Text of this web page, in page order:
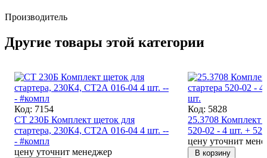
Производитель
Другие товары этой категории
Код: 7154
СТ 230Б Комплект щеток для
стартера, 230К4, СТ2А 016-04 4 шт. --
- #компл
цену уточнит менеджер
Код: 5828
25.3708 Комплект
520-02 - 4 шт. +
цену уточнит
В корзину